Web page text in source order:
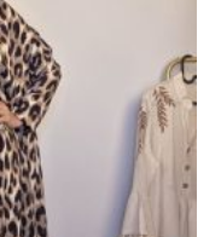
fazla
varyasyonu
var.
Seçenekler
ürün
sayfasından
seçilebilir